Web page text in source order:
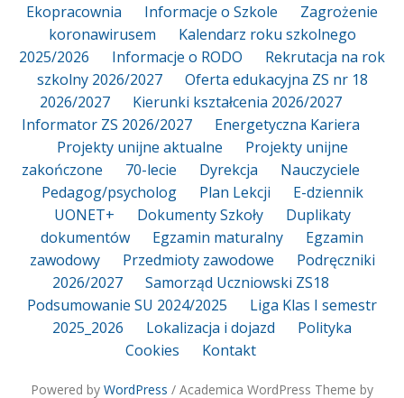
Ekopracownia
Informacje o Szkole
Zagrożenie
koronawirusem
Kalendarz roku szkolnego
2025/2026
Informacje o RODO
Rekrutacja na rok
szkolny 2026/2027
Oferta edukacyjna ZS nr 18
2026/2027
Kierunki kształcenia 2026/2027
Informator ZS 2026/2027
Energetyczna Kariera
Projekty unijne aktualne
Projekty unijne
zakończone
70-lecie Dyrekcja
Nauczyciele
Pedagog/psycholog
Plan Lekcji
E-dziennik
UONET+
Dokumenty Szkoły
Duplikaty
dokumentów
Egzamin maturalny
Egzamin
zawodowy
Przedmioty zawodowe
Podręczniki
2026/2027
Samorząd Uczniowski ZS18
Podsumowanie SU 2024/2025
Liga Klas I semestr
2025_2026
Lokalizacja i dojazd
Polityka
Cookies
Kontakt
Powered by WordPress / Academica WordPress Theme by